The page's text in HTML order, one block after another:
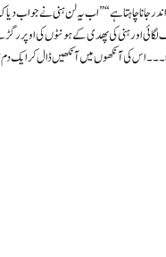
جانا چاہتا ہے “” اب یہ لن ہنی نے جواب دیا
اور ہنی کی پھدی کے ہونٹوں کی اوپر
۔ اس کی آنکھوں میں آنکھیں ڈال کر ایک دم